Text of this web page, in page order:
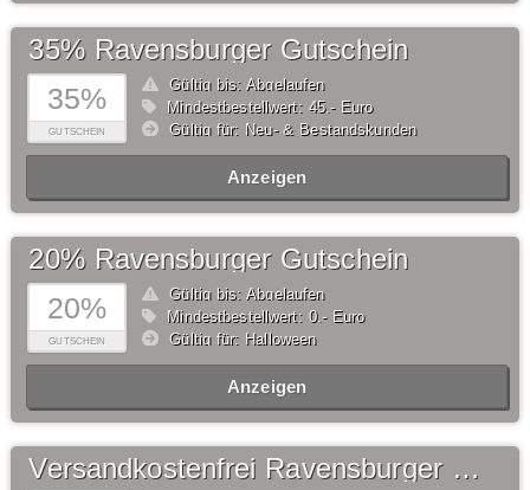
35%
GUTSCHEIN
35% Ravensburger Gutschein
Gültig bis: Abgelaufen
Mindestbestellwert: 45,- Euro
Gültig für: Neu- & Bestandskunden
Anzeigen
20%
GUTSCHEIN
20% Ravensburger Gutschein
Gültig bis: Abgelaufen
Mindestbestellwert: 0,- Euro
Gültig für: Halloween
Anzeigen
Versandkostenfrei Ravensburger Gutschein